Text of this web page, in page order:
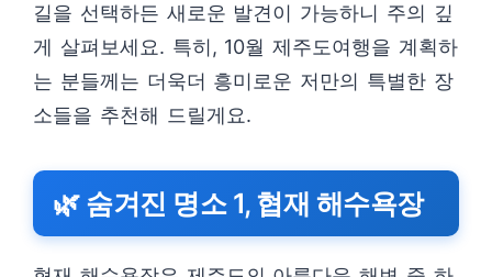
길을 선택하든 새로운 발견이 가능하니 주의 깊
게 살펴보세요. 특히, 10월 제주도여행을 계획하
는 분들께는 더욱더 흥미로운 저만의 특별한 장
소들을 추천해 드릴게요.
🌿 숨겨진 명소 1, 협재 해수욕장